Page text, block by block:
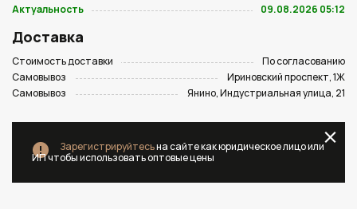
Актуальность
09.08.2026 05:12
Доставка
Стоимость доставки
По согласованию
Самовывоз
Ириновский проспект, 1Ж
Самовывоз
Янино, Индустриальная улица, 21
Зарегистрируйтесьна сайте как юридическое лицо или
ИП чтобы использовать оптовые цены